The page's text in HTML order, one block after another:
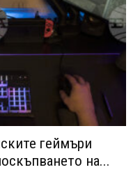
геймъри
на...